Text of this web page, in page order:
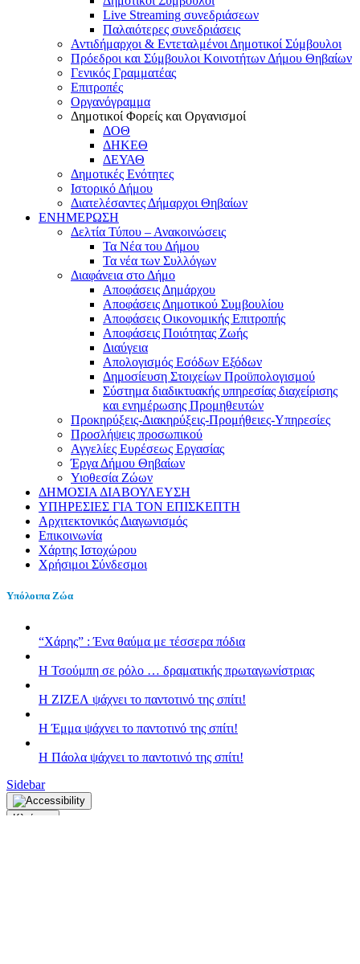
Live Streaming συνεδριάσεων
Παλαιότερες συνεδριάσεις
Αντιδήμαρχοι & Εντεταλμένοι Δημοτικοί Σύμβουλοι
Πρόεδροι και Σύμβουλοι Κοινοτήτων Δήμου Θηβαίων
Γενικός Γραμματέας
Επιτροπές
Οργανόγραμμα
Δημοτικοί Φορείς και Οργανισμοί
ΔΟΘ
ΔΗΚΕΘ
ΔΕΥΑΘ
Δημοτικές Ενότητες
Ιστορικό Δήμου
Διατελέσαντες Δήμαρχοι Θηβαίων
ΕΝΗΜΕΡΩΣΗ
Δελτία Τύπου – Ανακοινώσεις
Τα Νέα του Δήμου
Τα νέα των Συλλόγων
Διαφάνεια στο Δήμο
Αποφάσεις Δημάρχου
Αποφάσεις Δημοτικού Συμβουλίου
Αποφάσεις Οικονομικής Επιτροπής
Αποφάσεις Ποιότητας Ζωής
Διαύγεια
Απολογισμός Εσόδων Εξόδων
Δημοσίευση Στοιχείων Προϋπολογισμού
Σύστημα διαδικτυακής υπηρεσίας διαχείρισης
και ενημέρωσης Προμηθευτών
Προκηρύξεις-Διακηρύξεις-Προμήθειες-Υπηρεσίες
Προσλήψεις προσωπικού
Αγγελίες Ευρέσεως Εργασίας
Έργα Δήμου Θηβαίων
Υιοθεσία Ζώων
ΔΗΜΟΣΙΑ ΔΙΑΒΟΥΛΕΥΣΗ
ΥΠΗΡΕΣΙΕΣ ΓΙΑ ΤΟΝ ΕΠΙΣΚΕΠΤΗ
Αρχιτεκτονικός Διαγωνισμός
Επικοινωνία
Χάρτης Ιστοχώρου
Χρήσιμοι Σύνδεσμοι
Υπόλοιπα Ζώα
“Χάρης” : Ένα θαύμα με τέσσερα πόδια
H Τσούμπη σε ρόλο … δραματικής πρωταγωνίστριας
Η ΖΙΖΕΛ ψάχνει το παντοτινό της σπίτι!
H Έμμα ψάχνει το παντοτινό της σπίτι!
Η Πάολα ψάχνει το παντοτινό της σπίτι!
Sidebar
Κλείσιμο